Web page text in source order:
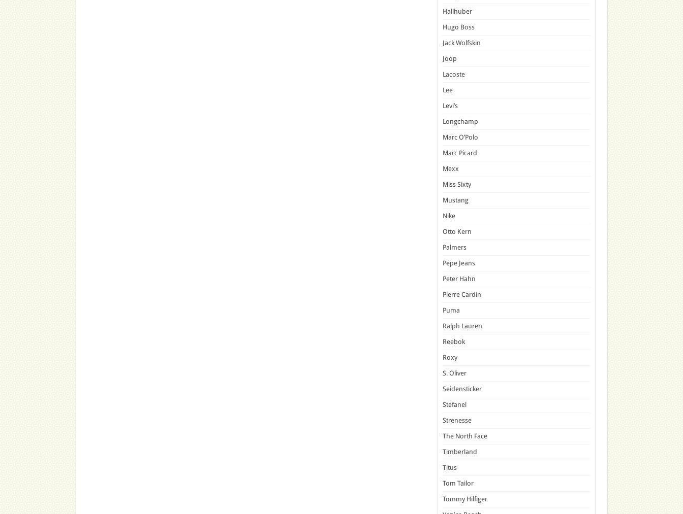
Hallhuber
Hugo Boss
Jack Wolfskin
Joop
Lacoste
Lee
Levi’s
Longchamp
Marc O’Polo
Marc Picard
Mexx
Miss Sixty
Mustang
Nike
Otto Kern
Palmers
Pepe Jeans
Peter Hahn
Pierre Cardin
Puma
Ralph Lauren
Reebok
Roxy
S. Oliver
Seidensticker
Stefanel
Strenesse
The North Face
Timberland
Titus
Tom Tailor
Tommy Hilfiger